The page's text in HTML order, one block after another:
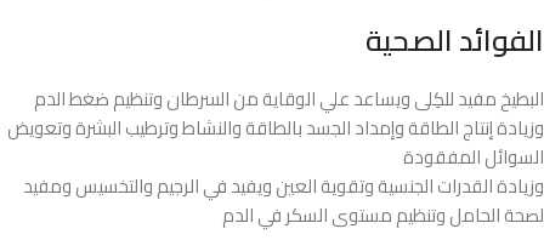
الفوائد الصحية
البطيخ مفيد للكِلى ويساعد علي الوقاية من السرطان وتنظيم ضغط الدم
وزيادة إنتاج الطاقة وإمداد الجسد بالطاقة والنشاط وترطيب البشرة وتعويض
السوائل المفقودة
وزيادة القدرات الجنسية وتقوية العين ويفيد في الرجيم والتخسيس ومفيد
لصحة الحامل وتنظيم مستوى السكر في الدم